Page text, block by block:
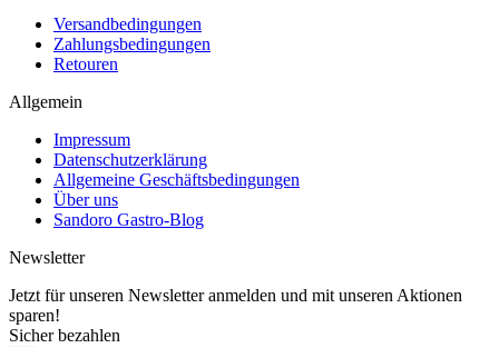
Versandbedingungen
Zahlungsbedingungen
Retouren
Allgemein
Impressum
Datenschutzerklärung
Allgemeine Geschäftsbedingungen
Über uns
Sandoro Gastro-Blog
Newsletter
Jetzt für unseren Newsletter anmelden und mit unseren Aktionen
sparen!
Sicher bezahlen